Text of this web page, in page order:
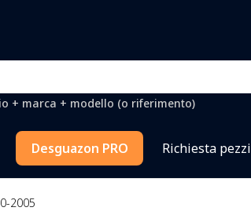
+ marca + modello (o riferimento)
Desguazon PRO Richiesta pezzi
2005